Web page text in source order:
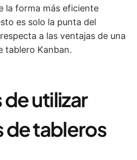
la forma más eficiente
es solo la punta del
a las ventajas de una
tablero Kanban.
utilizar
de tableros